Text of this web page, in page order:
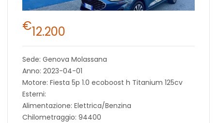
€12.200
Sede: Genova Molassana
Anno: 2023-04-01
Motore: Fiesta 5p 1.0 ecoboost h Titanium 125cv
Esterni:
Alimentazione: Elettrica/Benzina
Chilometraggio: 94400